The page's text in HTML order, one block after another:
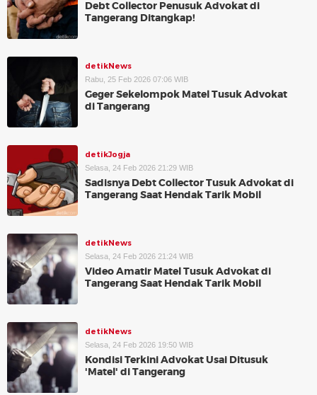
Debt Collector Penusuk Advokat di
Tangerang Ditangkap!
detikNews
Rabu, 25 Feb 2026 07:06 WIB
Geger Sekelompok Matel Tusuk Advokat
di Tangerang
detikJogja
Selasa, 24 Feb 2026 21:29 WIB
Sadisnya Debt Collector Tusuk Advokat di
Tangerang Saat Hendak Tarik Mobil
detikNews
Selasa, 24 Feb 2026 21:24 WIB
Video Amatir Matel Tusuk Advokat di
Tangerang Saat Hendak Tarik Mobil
detikNews
Selasa, 24 Feb 2026 19:50 WIB
Kondisi Terkini Advokat Usai Ditusuk
'Matel' di Tangerang